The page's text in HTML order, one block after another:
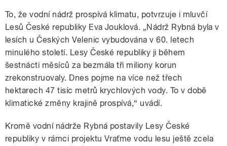
To, že vodní nádrž prospívá klimatu, potvrzuje i mluvčí
Lesů České republiky Eva Jouklová. „Nádrž Rybná byla v
lesích u Českých Velenic vybudována v 60. letech
minulého století. Lesy České republiky ji během
šestnácti měsíců za bezmála tři miliony korun
zrekonstruovaly. Dnes pojme na více než třech
hektarech 47 tisíc metrů krychlových vody. To v době
klimatické změny krajině prospívá,“ uvádí.
Kromě vodní nádrže Rybná postavily Lesy České
republiky v rámci projektu Vraťme vodu lesu ještě zcela